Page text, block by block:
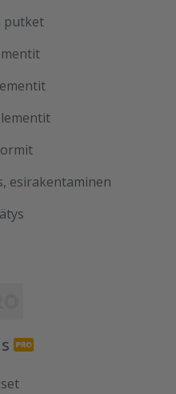
putket
esirakentaminen